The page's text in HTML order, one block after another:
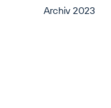
Archiv 2023